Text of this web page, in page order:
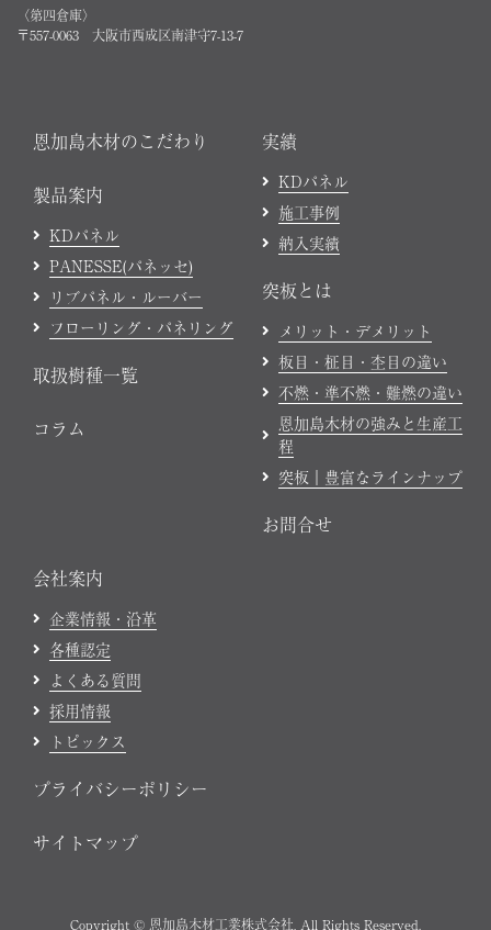
〈第四倉庫〉
〒557-0063 大阪市西成区南津守7-13-7
恩加島木材のこだわり
製品案内
KDパネル
PANESSE(パネッセ)
リブパネル・ルーバー
フローリング・パネリング
取扱樹種一覧
コラム
実績
KDパネル
施工事例
納入実績
突板とは
メリット・デメリット
板目・柾目・杢目の違い
不燃・準不燃・難燃の違い
恩加島木材の強みと生産工
程
突板｜豊富なラインナップ
お問合せ
会社案内
企業情報・沿革
各種認定
よくある質問
採用情報
トピックス
プライバシーポリシー
サイトマップ
Copyright © 恩加島木材工業株式会社, All Rights Reserved.